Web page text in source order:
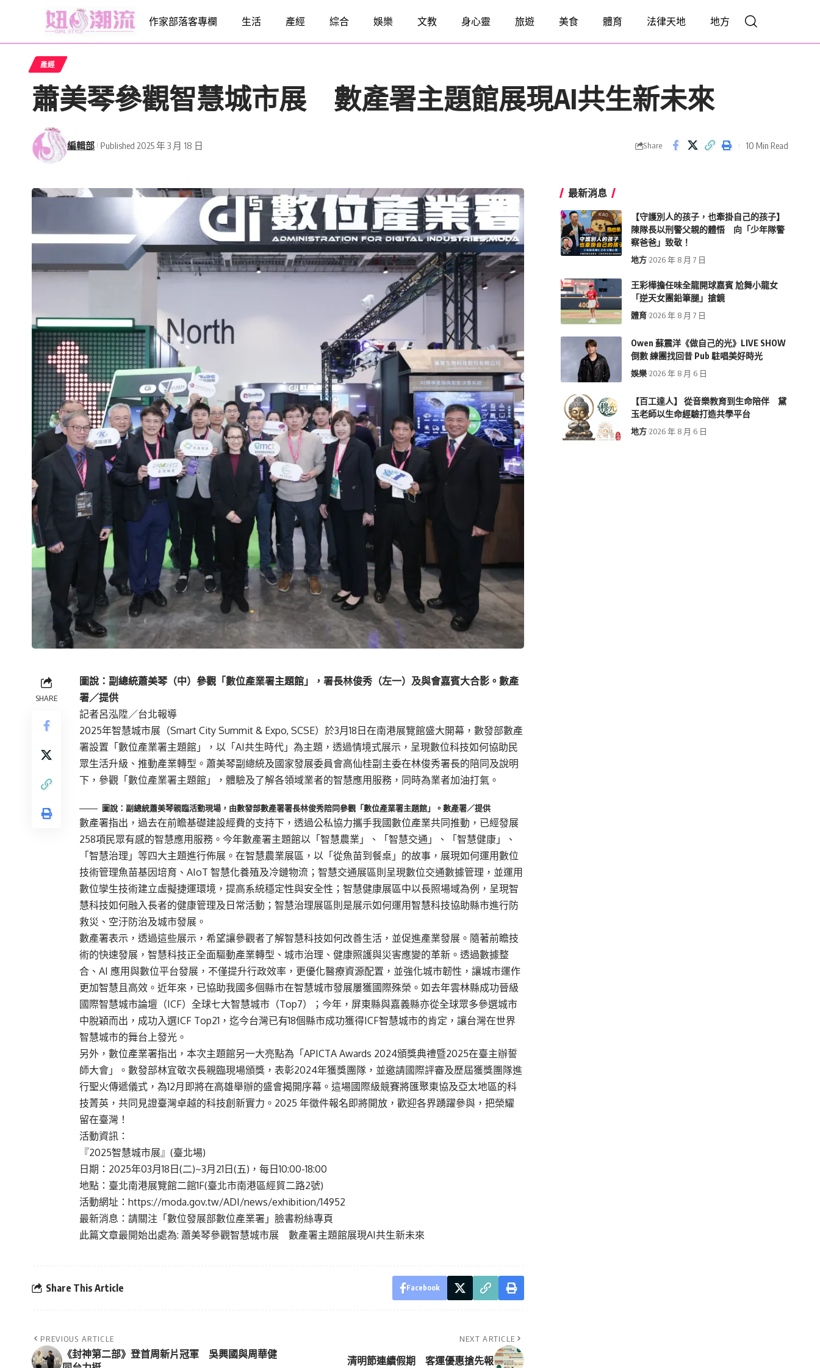
作家部落客專欄 生活 產經 綜合 娛樂 文教 身心靈 旅遊 美食 體育 法律天地 地方
產經
蕭美琴參觀智慧城市展 數產署主題館展現AI共生新未來
編輯部 Published 2025 年 3 月 18 日 Share 10 Min Read
SHARE
圖說：副總統蕭美琴（中）參觀「數位產業署主題館」，署長林俊秀（左一）及與會嘉賓大合影。數產
署／提供
記者呂泓陞／台北報導
2025年智慧城市展（Smart City Summit & Expo, SCSE）於3月18日在南港展覽館盛大開幕，數發部數產
署設置「數位產業署主題館」，以「AI共生時代」為主題，透過情境式展示，呈現數位科技如何協助民
眾生活升級、推動產業轉型。蕭美琴副總統及國家發展委員會高仙桂副主委在林俊秀署長的陪同及說明
下，參觀「數位產業署主題館」，體驗及了解各領域業者的智慧應用服務，同時為業者加油打氣。
圖說：副總統蕭美琴親臨活動現場，由數發部數產署署長林俊秀陪同參觀「數位產業署主題館」。數產署／提供
數產署指出，過去在前瞻基礎建設經費的支持下，透過公私協力攜手我國數位產業共同推動，已經發展
258項民眾有感的智慧應用服務。今年數產署主題館以「智慧農業」、「智慧交通」、「智慧健康」、
「智慧治理」等四大主題進行佈展。在智慧農業展區，以「從魚苗到餐桌」的故事，展現如何運用數位
技術管理魚苗基因培育、AIoT 智慧化養殖及冷鏈物流；智慧交通展區則呈現數位交通數據管理，並運用
數位孿生技術建立虛擬捷運環境，提高系統穩定性與安全性；智慧健康展區中以長照場域為例，呈現智
慧科技如何融入長者的健康管理及日常活動；智慧治理展區則是展示如何運用智慧科技協助縣市進行防
救災、空汙防治及城市發展。
數產署表示，透過這些展示，希望讓參觀者了解智慧科技如何改善生活，並促進產業發展。隨著前瞻技
術的快速發展，智慧科技正全面驅動產業轉型、城市治理、健康照護與災害應變的革新。透過數據整
合、AI 應用與數位平台發展，不僅提升行政效率，更優化醫療資源配置，並強化城市韌性，讓城市運作
更加智慧且高效。近年來，已協助我國多個縣市在智慧城市發展屢獲國際殊榮。如去年雲林縣成功晉級
國際智慧城市論壇（ICF）全球七大智慧城市（Top7）；今年，屏東縣與嘉義縣亦從全球眾多參選城市
中脫穎而出，成功入選ICF Top21，迄今台灣已有18個縣市成功獲得ICF智慧城市的肯定，讓台灣在世界
智慧城市的舞台上發光。
另外，數位產業署指出，本次主題館另一大亮點為「APICTA Awards 2024頒獎典禮暨2025在臺主辦誓
師大會」。數發部林宜敬次長親臨現場頒獎，表彰2024年獲獎團隊，並邀請國際評審及歷屆獲獎團隊進
行聖火傳遞儀式，為12月即將在高雄舉辦的盛會揭開序幕。這場國際級競賽將匯聚東協及亞太地區的科
技菁英，共同見證臺灣卓越的科技創新實力。2025 年徵件報名即將開放，歡迎各界踴躍參與，把榮耀
留在臺灣！
活動資訊：
『2025智慧城市展』(臺北場)
日期：2025年03月18日(二)~3月21日(五)，每日10:00-18:00
地點：臺北南港展覽館二館1F(臺北市南港區經貿二路2號)
活動網址： https://moda.gov.tw/ADI/news/exhibition/14952
最新消息：請關注「數位發展部數位產業署」臉書粉絲專頁
此篇文章最開始出處為: 蕭美琴參觀智慧城市展 數產署主題館展現AI共生新未來
Share This Article Facebook
PREVIOUS ARTICLE
《封神第二部》登首周新片冠軍 吳興國與周華健
NEXT ARTICLE
清明節連續假期 客運優惠搶先報
最新消息
【守護別人的孩子，也牽掛自己的孩子】
陳隊長以刑警父親的體悟 向「少年隊警
察爸爸」致敬！
地方 2026 年 8 月 7 日
王彩樺擔任味全龍開球嘉賓 尬舞小龍女
「逆天女團鉛筆腿」搶鏡
體育 2026 年 8 月 7 日
Owen 蘇震洋《做自己的光》LIVE SHOW
倒數 練團找回昔 Pub 駐唱美好時光
娛樂 2026 年 8 月 6 日
【百工達人】 從音樂教育到生命陪伴 黛
玉老師以生命經驗打造共學平台
地方 2026 年 8 月 6 日